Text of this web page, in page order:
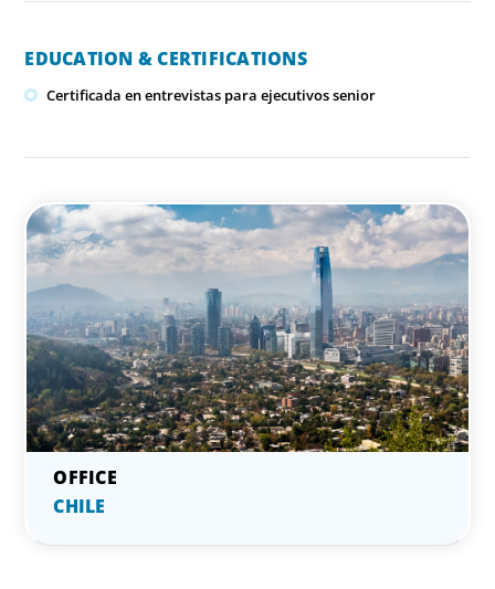
EDUCATION & CERTIFICATIONS
Certificada en entrevistas para ejecutivos senior
CHILE